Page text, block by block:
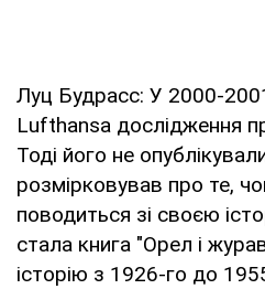
Луц Будрасс: У 2000-
Lufthansa дослідження
Тоді його не
розмірковував про те,
поводиться зі своєю
стала книга "Орел і
історію з 1926-го до